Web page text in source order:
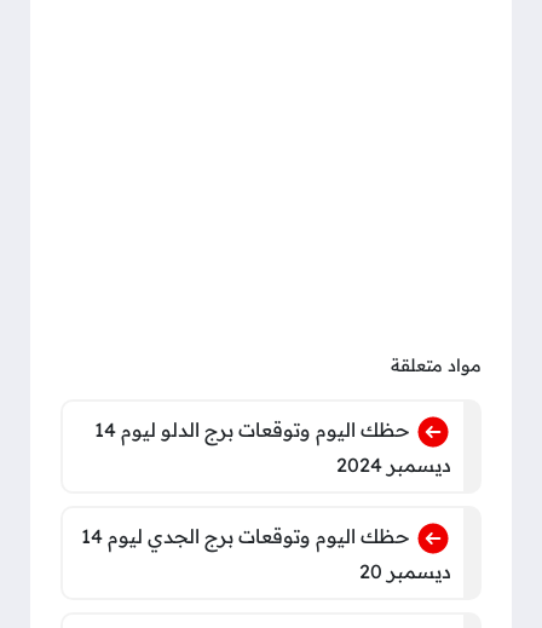
مواد متعلقة
حظك اليوم وتوقعات برج الدلو ليوم 14
ديسمبر 2024
حظك اليوم وتوقعات برج الجدي ليوم 14
ديسمبر 20